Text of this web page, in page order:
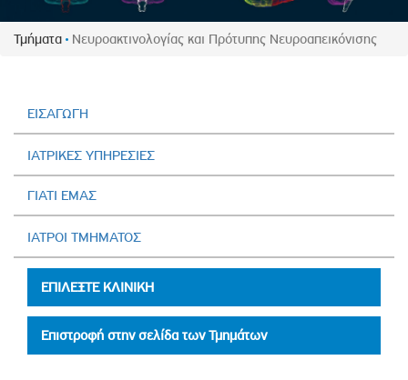
Τμήματα Νευροακτινολογίας και Πρότυπης Νευροαπεικόνισης
ΕΙΣΑΓΩΓΗ
ΙΑΤΡΙΚΕΣ ΥΠΗΡΕΣΙΕΣ
ΓΙΑΤΙ ΕΜΑΣ
ΙΑΤΡΟΙ ΤΜΗΜΑΤΟΣ
ΕΠΙΛΕΞΤΕ ΚΛΙΝΙΚΗ
Επιστροφή στην σελίδα των Τμημάτων